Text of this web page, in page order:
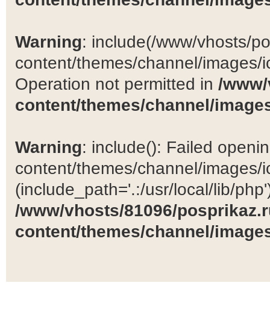
Warning: include(/www/vhosts/
content/themes/channel/
Operation not permitted in /
content/themes/channel/
Warning: include(): Failed
content/themes/channel/images/
(include_path='.:/usr/local/lib/
/www/vhosts/81096/
content/themes/channel/